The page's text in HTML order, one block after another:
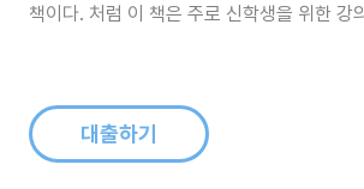
책이다. 처럼 이 책은 주로 신학생을 위한 강
대출하기